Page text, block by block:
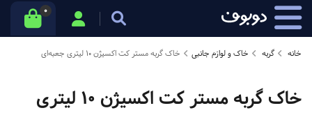
0
خانه گربه خاک و لوازم جانبی خاک گربه مستر کت اکسیژن 10 لیتری جعبه‌ای
خاک گربه مستر کت اکسیژن 10 لیتری